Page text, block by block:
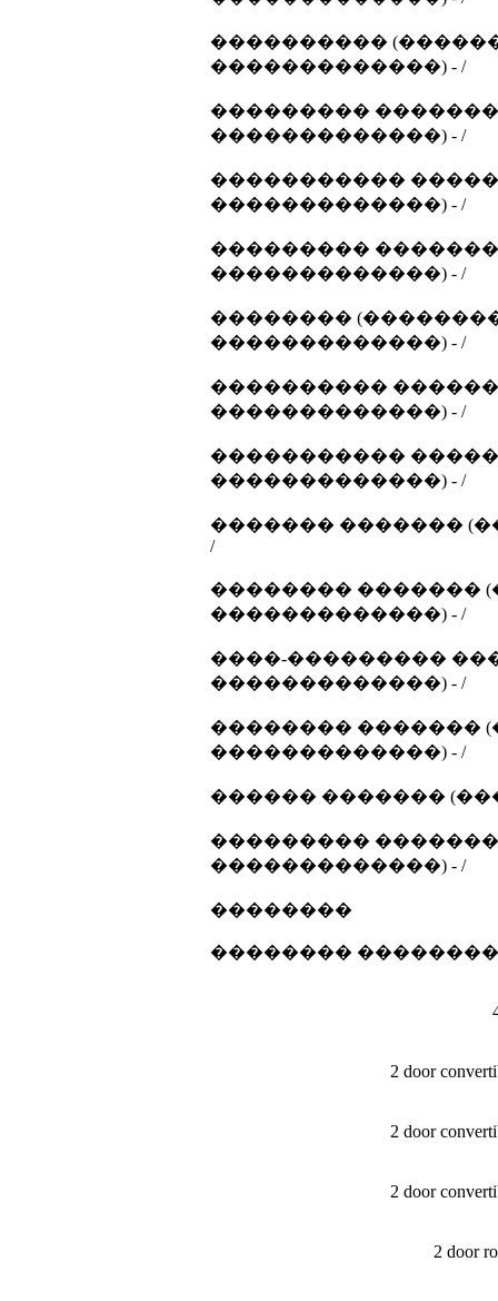
����������
�������������) - /
���������
�������������) - /
�����������
�������������) - /
���������
�������������) - /
��������
�������������) - /
����������
�������������) - /
�����������
�������������) - /
������� �������
/
�������� �������
�������������) - /
����-���������
�������������) - /
�������� �������
�������������) - /
������ �������
���������
�������������) - /
��������
��������
2 door
2 door
2 door
2 door